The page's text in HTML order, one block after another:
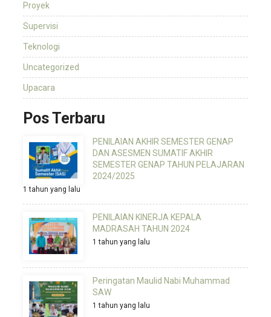
Proyek
Supervisi
Teknologi
Uncategorized
Upacara
Pos Terbaru
PENILAIAN AKHIR SEMESTER GENAP
DAN ASESMEN SUMATIF AKHIR
SEMESTER GENAP TAHUN PELAJARAN
2024/2025
1 tahun yang lalu
PENILAIAN KINERJA KEPALA
MADRASAH TAHUN 2024
1 tahun yang lalu
Peringatan Maulid Nabi Muhammad
SAW
1 tahun yang lalu